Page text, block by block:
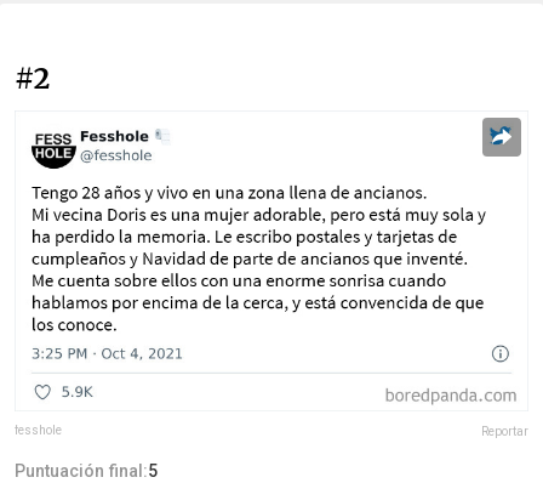
#2
fesshole Reportar
Puntuación final:5